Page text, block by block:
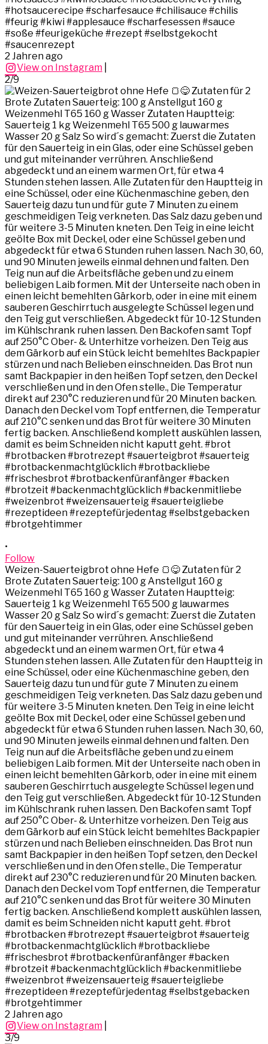
#hotsaucerecipe #scharfesauce #chilisauce #chilis
#feurig #kiwi #applesauce #scharfesessen #sauce
#soße #feurigeküche #rezept #selbstgekocht
#saucenrezept
2 Jahren ago
View on Instagram
2/9
•
Follow
Weizen-Sauerteigbrot ohne Hefe 🍞😋 Zutaten für 2
Brote Zutaten Sauerteig: 100 g Anstellgut 160 g
Weizenmehl T65 160 g Wasser Zutaten Hauptteig:
Sauerteig 1 kg Weizenmehl T65 500 g lauwarmes
Wasser 20 g Salz So wird´s gemacht: Zuerst die Zutaten
für den Sauerteig in ein Glas, oder eine Schüssel geben
und gut miteinander verrühren. Anschließend
abgedeckt und an einem warmen Ort, für etwa 4
Stunden stehen lassen. Alle Zutaten für den Hauptteig in
eine Schüssel, oder eine Küchenmaschine geben, den
Sauerteig dazu tun und für gute 7 Minuten zu einem
geschmeidigen Teig verkneten. Das Salz dazu geben und
für weitere 3-5 Minuten kneten. Den Teig in eine leicht
geölte Box mit Deckel, oder eine Schüssel geben und
abgedeckt für etwa 6 Stunden ruhen lassen. Nach 30, 60,
und 90 Minuten jeweils einmal dehnen und falten. Den
Teig nun auf die Arbeitsfläche geben und zu einem
beliebigen Laib formen. Mit der Unterseite nach oben in
einen leicht bemehlten Gärkorb, oder in eine mit einem
sauberen Geschirrtuch ausgelegte Schüssel legen und
den Teig gut verschließen. Abgedeckt für 10-12 Stunden
im Kühlschrank ruhen lassen. Den Backofen samt Topf
auf 250°C Ober- & Unterhitze vorheizen. Den Teig aus
dem Gärkorb auf ein Stück leicht bemehltes Backpapier
stürzen und nach Belieben einschneiden. Das Brot nun
samt Backpapier in den heißen Topf setzen, den Deckel
verschließen und in den Ofen stelle., Die Temperatur
direkt auf 230°C reduzieren und für 20 Minuten backen.
Danach den Deckel vom Topf entfernen, die Temperatur
auf 210°C senken und das Brot für weitere 30 Minuten
fertig backen. Anschließend komplett auskühlen lassen,
damit es beim Schneiden nicht kaputt geht. #brot
#brotbacken #brotrezept #sauerteigbrot #sauerteig
#brotbackenmachtglücklich #brotbackliebe
#frischesbrot #brotbackenfüranfänger #backen
#brotzeit #backenmachtglücklich #backenmitliebe
#weizenbrot #weizensauerteig #sauerteigliebe
#rezeptideen #rezeptefürjedentag #selbstgebacken
#brotgehtimmer
2 Jahren ago
View on Instagram
3/9